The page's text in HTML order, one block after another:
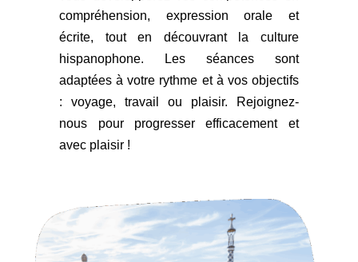
compréhension, expression orale et
écrite, tout en découvrant la culture
hispanophone. Les séances sont
adaptées à votre rythme et à vos objectifs
: voyage, travail ou plaisir. Rejoignez-
nous pour progresser efficacement et
avec plaisir !